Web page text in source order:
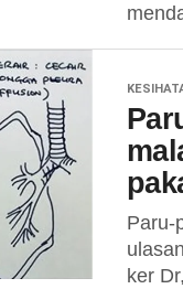
Paru-
ker